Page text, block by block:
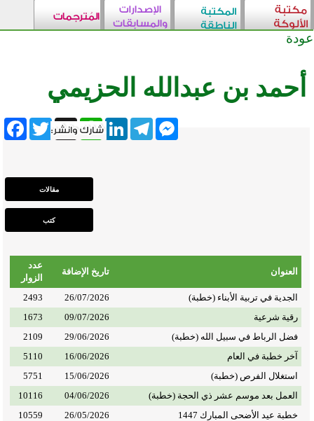
عودة
أحمد بن عبدالله الحزيمي
Twitter X
WhatsAppLinkedInTelegram
Messenger
العنوان تاريخ الإضافة
عدد
الزوار
الجدية في تربية الأبناء (خطبة)
26/07/2026
2493
رقية شرعية
09/07/2026
1673
فضل الرباط في سبيل الله (خطبة)
29/06/2026
2109
آخر خطبة في العام
16/06/2026
5110
استغلال الفرص (خطبة)
15/06/2026
5751
العمل بعد موسم عشر ذي الحجة (خطبة)
04/06/2026
10116
خطبة عيد الأضحى المبارك 1447
26/05/2026
10559